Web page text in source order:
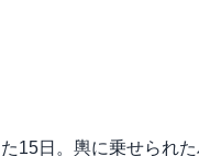
15日。輿に乗せられ